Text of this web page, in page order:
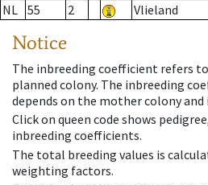
NL 55 2 Vlieland
Notice
The inbreeding coefficient refers
planned colony. The inbreeding
depends on the mother colony and
Click on queen code shows
inbreeding coefficients.
The total breeding values is
weighting factors.